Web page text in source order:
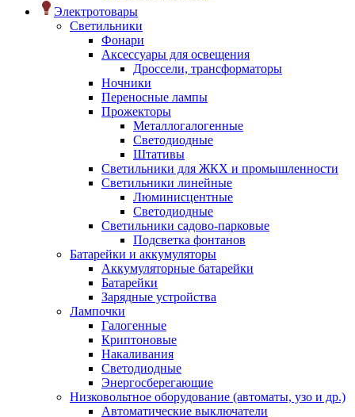
Электротовары
Светильники
Фонари
Аксессуары для освещения
Дроссели, трансформаторы
Ночники
Переносные лампы
Прожекторы
Металлогалогенные
Светодиодные
Штативы
Светильники для ЖКХ и промышленности
Светильники линейные
Люминисцентные
Светодиодные
Светильники садово-парковые
Подсветка фонтанов
Батарейки и аккумуляторы
Аккумуляторные батарейки
Батарейки
Зарядные устройства
Лампочки
Галогенные
Криптоновые
Накаливания
Светодиодные
Энергосберегающие
Низковольтное оборудование (автоматы, узо и др.)
Автоматические выключатели